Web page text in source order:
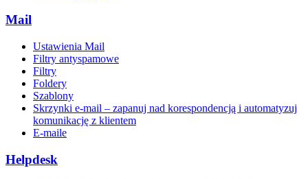
Mail
Ustawienia Mail
Filtry antyspamowe
Filtry
Foldery
Szablony
Skrzynki e-mail – zapanuj nad korespondencją i automatyzuj
komunikację z klientem
E-maile
Helpdesk